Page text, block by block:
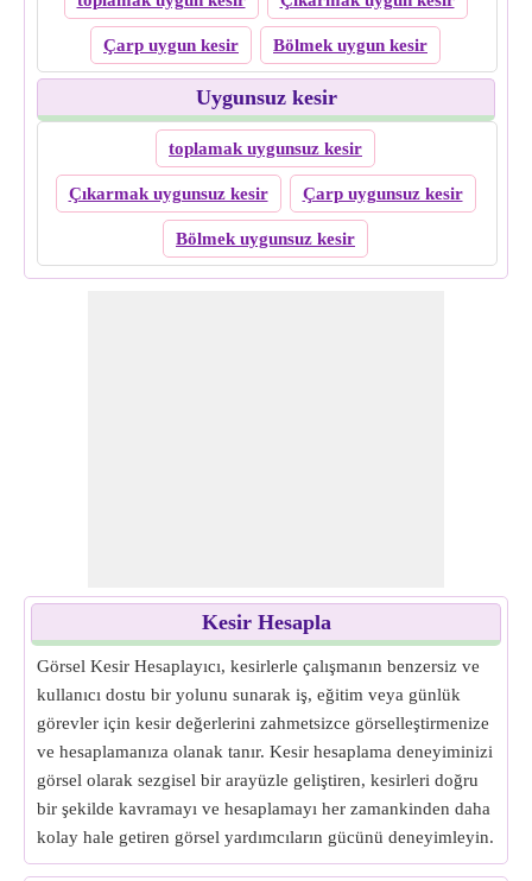
Çarp uygun kesir Bölmek uygun kesir
Uygunsuz kesir
toplamak uygunsuz kesir
Çıkarmak uygunsuz kesir Çarp uygunsuz kesir
Bölmek uygunsuz kesir
Kesir Hesapla
Görsel Kesir Hesaplayıcı, kesirlerle çalışmanın benzersiz ve
kullanıcı dostu bir yolunu sunarak iş, eğitim veya günlük
görevler için kesir değerlerini zahmetsizce görselleştirmenize
ve hesaplamanıza olanak tanır. Kesir hesaplama deneyiminizi
görsel olarak sezgisel bir arayüzle geliştiren, kesirleri doğru
bir şekilde kavramayı ve hesaplamayı her zamankinden daha
kolay hale getiren görsel yardımcıların gücünü deneyimleyin.